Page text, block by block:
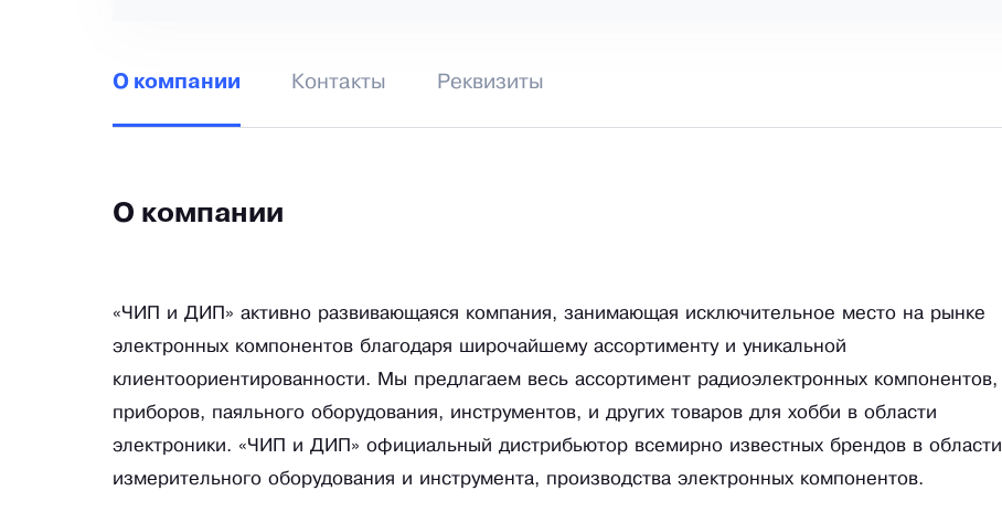
О компании Контакты Реквизиты
О компании
«ЧИП и ДИП» активно развивающаяся компания, занимающая исключительное место на рынке
электронных компонентов благодаря широчайшему ассортименту и уникальной
клиентоориентированности. Мы предлагаем весь ассортимент радиоэлектронных компонентов,
приборов, паяльного оборудования, инструментов, и других товаров для хобби в области
электроники. «ЧИП и ДИП» официальный дистрибьютор всемирно известных брендов в области
измерительного оборудования и инструмента, производства электронных компонентов.